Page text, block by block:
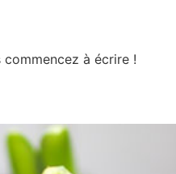
à écrire !